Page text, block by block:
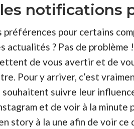
notifications
préférences pour certains
actualités ? Pas de
de vous avertir et de
Pour y arriver, c’est
souhaitent suivre leur
et de voir à la minute
story à la une afin de voir